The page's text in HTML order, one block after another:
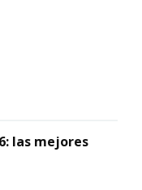
las mejores